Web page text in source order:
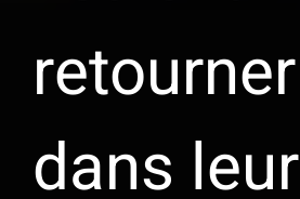
retourner
dans leur